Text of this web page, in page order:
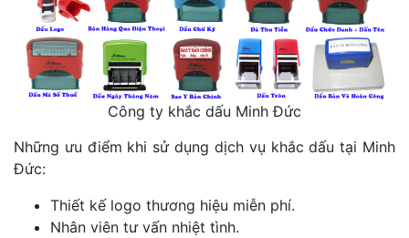
Công ty khắc dấu Minh Đức
Những ưu điểm khi sử dụng dịch vụ khắc dấu tại Minh
Đức:
Thiết kế logo thương hiệu miễn phí.
Nhân viên tư vấn nhiệt tình.